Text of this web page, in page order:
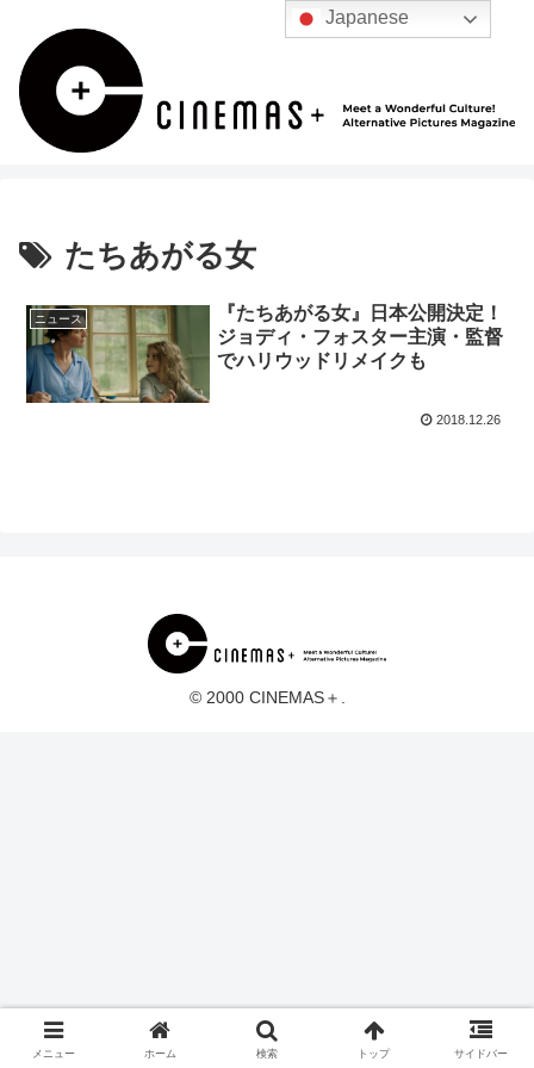
たちあがる女
ニュース
『たちあがる女』日本公開決定！
ジョディ・フォスター主演・監督
でハリウッドリメイクも
2018.12.26
© 2000 CINEMAS＋.
メニュー ホーム 検索 トップ サイドバー
Japanese